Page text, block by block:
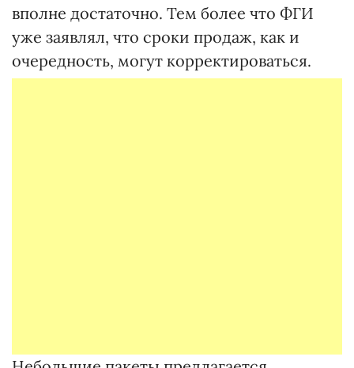
вполне достаточно. Тем более что ФГИ
уже заявлял, что сроки продаж, как и
очередность, могут корректироваться.